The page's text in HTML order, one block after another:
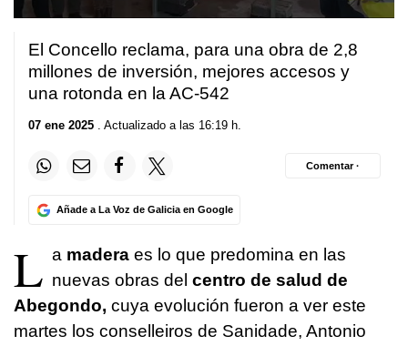
minutes,
El Concello reclama, para una obra de 2,8
millones de inversión, mejores accesos y
una rotonda en la AC-542
07 ene 2025 . Actualizado a las 16:19 h.
Añade a La Voz de Galicia en Google
Comentar ·
L a madera es lo que predomina en las
nuevas obras del centro de salud de
Abegondo, cuya evolución fueron a ver este
martes los conselleiros de Sanidade, Antonio